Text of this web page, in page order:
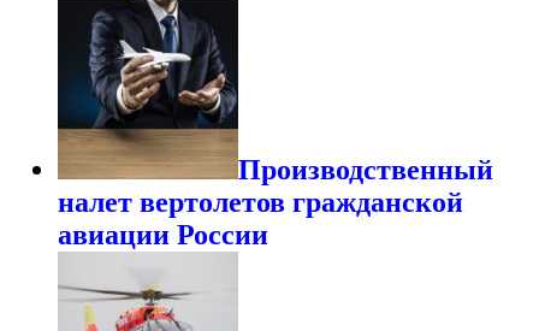
Производственный
налет вертолетов гражданской
авиации России